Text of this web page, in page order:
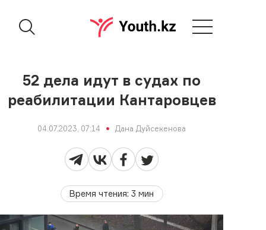
52 дела идут в судах по
реабилитации Кантаровцев
04.07.2023, 07:14 Дана Дуйсекенова
Время чтения:3 мин